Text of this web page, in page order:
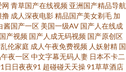
情网 有码七区 色色日韩欧美国产 日韩福
网 91茄子老司机 人人操夜夜爽 91n桃色
久 国产ts自拍在线观看 丰满少妇一区二
网 青草国产在线视频 亚洲国产精品导航
撸 成人深夜电影精品国产美女剃毛 加
酱国产一区 美国一级AV 国产人在线成
产视频 国产人成无码视频 国产原创区
乱伦家庭 成人午夜免费视频 人妖射精 国
夜一区中文字幕无码人妻 日本不卡二
日日夜夜91 超碰碰天天操91草草酒店